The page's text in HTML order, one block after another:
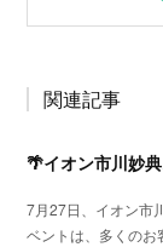
関連記事
7月27日、イオン市
ベントは、多くの